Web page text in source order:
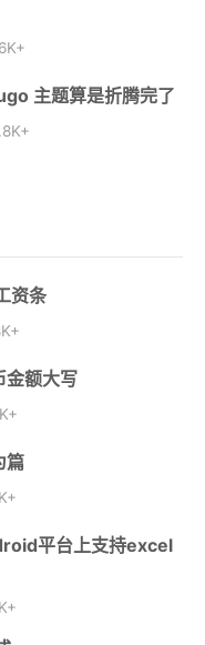
主题算是折腾完了
资条
金额大写
篇
平台上支持excel